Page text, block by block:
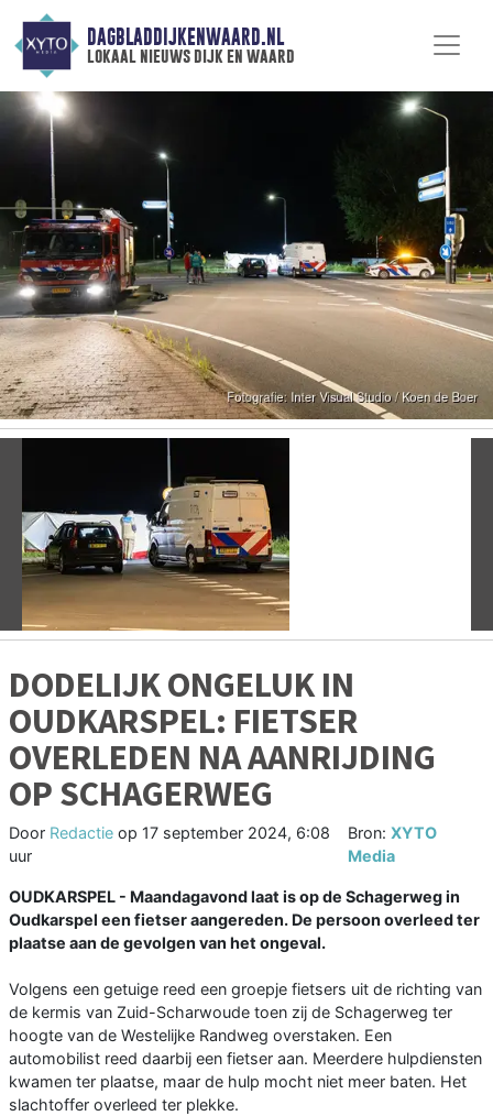
DAGBLADDIJKENWAARD.NL
lokaal nieuws dijk en waard
Vorige
DODELIJK ONGELUK IN
OUDKARSPEL: FIETSER
OVERLEDEN NA AANRIJDING
OP SCHAGERWEG
Door Redactie op 17 september 2024, 6:08
uur
Bron:XYTO
Media
OUDKARSPEL - Maandagavond laat is op de Schagerweg in
Oudkarspel een fietser aangereden. De persoon overleed ter
plaatse aan de gevolgen van het ongeval.
Volgens een getuige reed een groepje fietsers uit de richting van
de kermis van Zuid-Scharwoude toen zij de Schagerweg ter
hoogte van de Westelijke Randweg overstaken. Een
automobilist reed daarbij een fietser aan. Meerdere hulpdiensten
kwamen ter plaatse, maar de hulp mocht niet meer baten. Het
slachtoffer overleed ter plekke.